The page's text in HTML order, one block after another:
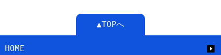
▲TOPへ
HOME